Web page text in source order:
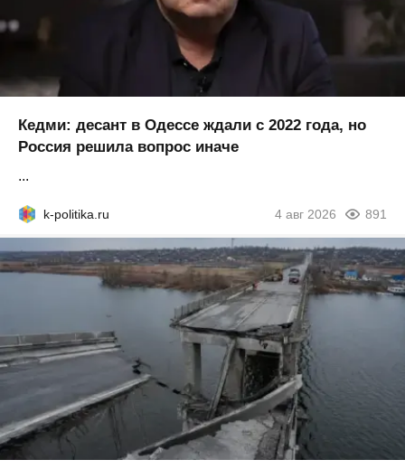
Кедми: десант в Одессе ждали с 2022 года, но
Россия решила вопрос иначе
...
k-politika.ru 4 авг 2026 891